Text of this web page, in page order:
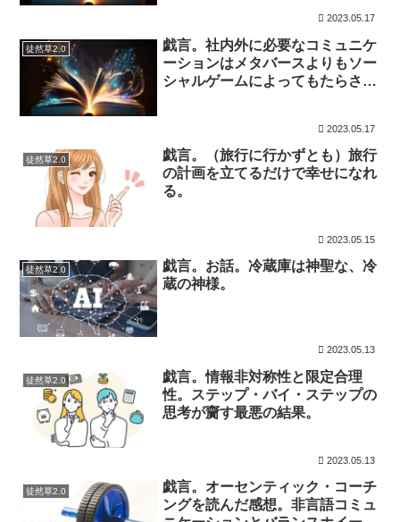
2023.05.17
徒然草2.0
戯言。社内外に必要なコミュニケ
ーションはメタバースよりもソー
シャルゲームによってもたらされ
2023.05.17
徒然草2.0
戯言。（旅行に行かずとも）旅行
の計画を立てるだけで幸せになれ
る。
2023.05.15
徒然草2.0
戯言。お話。冷蔵庫は神聖な、冷
蔵の神様。
2023.05.13
徒然草2.0
戯言。情報非対称性と限定合理
性。ステップ・バイ・ステップの
思考が齎す最悪の結果。
2023.05.13
徒然草2.0
戯言。オーセンティック・コーチ
ングを読んだ感想。非言語コミュ